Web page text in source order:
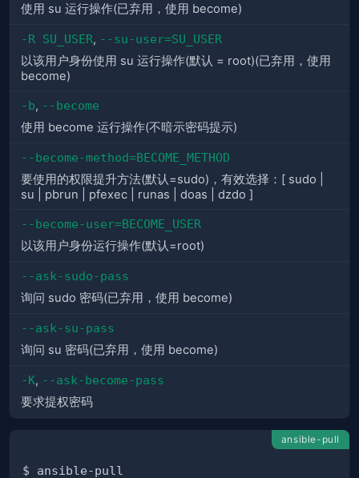
使用 su 运行操作(已弃用，使用 become)
-R SU_USER, --su-user=SU_USER
以该用户身份使用 su 运行操作(默认 = root)(已弃用，使用
become)
-b, --become
使用 become 运行操作(不暗示密码提示)
--become-method=BECOME_METHOD
要使用的权限提升方法(默认=sudo)，有效选择：[ sudo |
su | pbrun | pfexec | runas | doas | dzdo ]
--become-user=BECOME_USER
以该用户身份运行操作(默认=root)
--ask-sudo-pass
询问 sudo 密码(已弃用，使用 become)
--ask-su-pass
询问 su 密码(已弃用，使用 become)
-K, --ask-become-pass
要求提权密码
ansible-pull